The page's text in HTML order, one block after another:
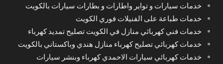
خدمات سيارات و تواير واطارات و بطارات سيارات بالكويت
خدمات طباعة على الفنيلات فوري الكويت
خدمات فني كهربائي منازل في الكويت تصليح تمديد كهرباء
خدمات كهربائي تصليح كهرباء منازل هندي وباكستاني بالكويت
خدمات كهربائي سيارات الاحمدي كهرباء وبنشر سيارات